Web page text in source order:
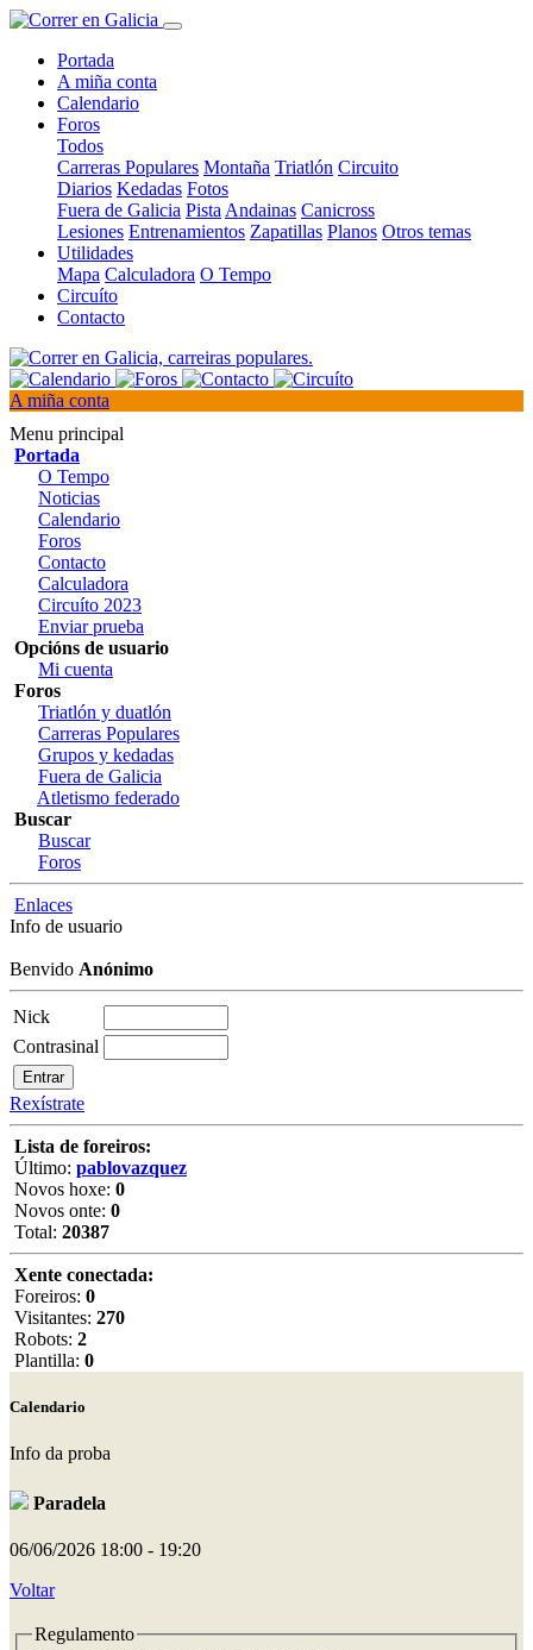
Portada
A miña conta
Calendario
Foros
Todos
Carreras Populares Montaña Triatlón Circuito
Diarios Kedadas Fotos
Fuera de Galicia Pista Andainas Canicross
Lesiones Entrenamientos Zapatillas Planos Otros temas
Utilidades
Mapa Calculadora O Tempo
Circuíto
Contacto
A miña conta
Menu principal
Portada
O Tempo
Noticias
Calendario
Foros
Contacto
Calculadora
Circuíto 2023
Enviar prueba
Opcións de usuario
Mi cuenta
Foros
Triatlón y duatlón
Carreras Populares
Grupos y kedadas
Fuera de Galicia
Atletismo federado
Buscar
Buscar
Foros
Enlaces
Info de usuario
Benvido Anónimo
Nick
Contrasinal
Rexístrate
Lista de foreiros:
Último: pablovazquez
Novos hoxe: 0
Novos onte: 0
Total: 20387
Xente conectada:
Foreiros: 0
Visitantes: 270
Robots: 2
Plantilla: 0
Calendario
Info da proba
Paradela
06/06/2026 18:00 - 19:20
Voltar
Regulamento